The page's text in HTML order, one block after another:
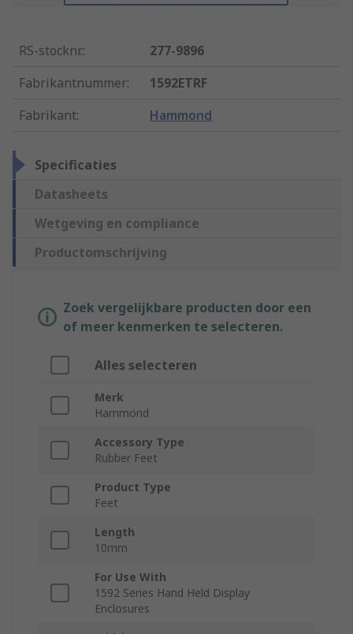
RS-stocknr.:
277-9896
Fabrikantnummer:
1592ETRF
Fabrikant: Hammond
Specificaties
Datasheets
Wetgeving en compliance
Productomschrijving
Zoek vergelijkbare producten door een
of meer kenmerken te selecteren.
Alles selecteren
Merk
Hammond
Accessory Type
Rubber Feet
Product Type
Feet
Length
10mm
For Use With
1592 Series Hand Held Display
Enclosures